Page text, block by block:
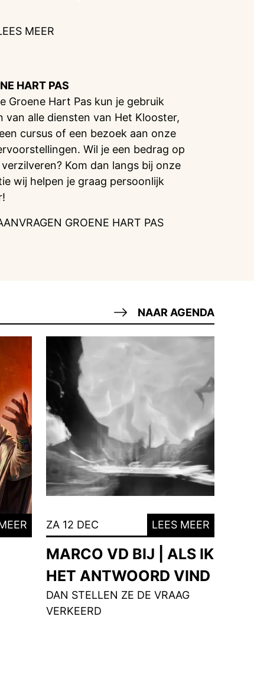
MEER
HART PAS
Groene Hart Pas kun je gebruik
van alle diensten van Het Klooster,
cursus of een bezoek aan onze
Wil je een bedrag op
verzilveren? Kom dan langs bij onze
wij helpen je graag persoonlijk
GROENE HART PAS
NAAR AGENDA
ZA 12 DEC LEES MEER
MARCO VD BIJ | ALS IK
HET ANTWOORD VIND
DAN STELLEN ZE DE VRAAG
VERKEERD